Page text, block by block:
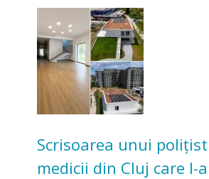
pentru copii
Scrisoarea unui
medicii din Cluj care l-